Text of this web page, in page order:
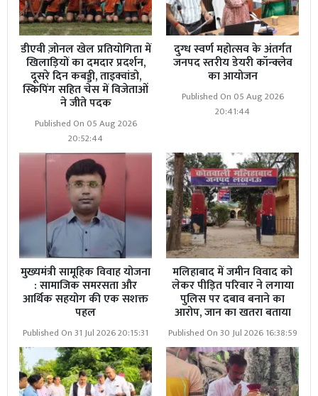
डीएवी ज़ोनल खेल प्रतियोगिता में
खिलाड़ियों का दमदार प्रदर्शन,
दूसरे दिन कबड्डी, ताइक्वांडो,
स्किपिंग सहित चेस में विजेताओं
ने जीते पदक
Published On 05 Aug 2026
20:52:44
दुग्ध स्वर्ण महोत्सव के अंतर्गत
जनपद स्तरीय डेयरी कॉन्क्लेव
का आयोजन
Published On 05 Aug 2026
20:41:44
मुख्यमंत्री सामूहिक विवाह योजना
: सामाजिक समरसता और
आर्थिक सहयोग की एक सशक्त
पहल
Published On 31 Jul 2026 20:15:31
मलिहाबाद में जमीन विवाद को
लेकर पीड़ित परिवार ने लगाया
पुलिस पर दबाव बनाने का
आरोप, जान का खतरा बताया
Published On 30 Jul 2026 16:38:59